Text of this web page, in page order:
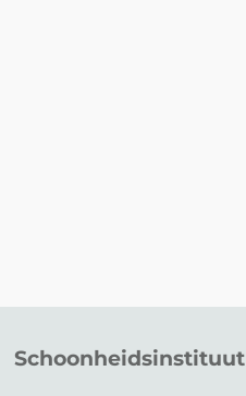
Schoonheidsinstituut